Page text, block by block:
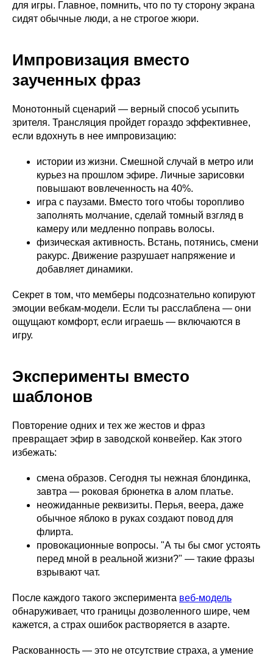
для игры. Главное, помнить, что по ту сторону экрана
сидят обычные люди, а не строгое жюри.
Импровизация вместо
заученных фраз
Монотонный сценарий — верный способ усыпить
зрителя. Трансляция пройдет гораздо эффективнее,
если вдохнуть в нее импровизацию:
истории из жизни. Смешной случай в метро или
курьез на прошлом эфире. Личные зарисовки
повышают вовлеченность на 40%.
игра с паузами. Вместо того чтобы торопливо
заполнять молчание, сделай томный взгляд в
камеру или медленно поправь волосы.
физическая активность. Встань, потянись, смени
ракурс. Движение разрушает напряжение и
добавляет динамики.
Секрет в том, что мемберы подсознательно копируют
эмоции вебкам-модели. Если ты расслаблена — они
ощущают комфорт, если играешь — включаются в
игру.
Эксперименты вместо
шаблонов
Повторение одних и тех же жестов и фраз
превращает эфир в заводской конвейер. Как этого
избежать:
смена образов. Сегодня ты нежная блондинка,
завтра — роковая брюнетка в алом платье.
неожиданные реквизиты. Перья, веера, даже
обычное яблоко в руках создают повод для
флирта.
провокационные вопросы. "А ты бы смог устоять
перед мной в реальной жизни?" — такие фразы
взрывают чат.
После каждого такого эксперимента веб-модель
обнаруживает, что границы дозволенного шире, чем
кажется, а страх ошибок растворяется в азарте.
Раскованность — это не отсутствие страха, а умение